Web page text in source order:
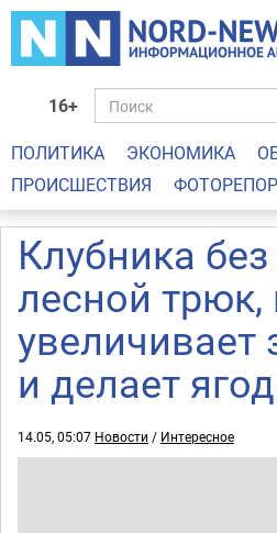
16+
ПОЛИТИКА ЭКОНОМИКА
ПРОИСШЕСТВИЯ
Клубника
лесной трюк,
увеличивает
и делает
14.05, 05:07 Новости / Интересное